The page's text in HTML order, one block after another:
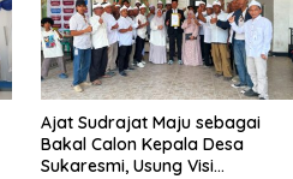
Ajat Sudrajat Maju sebagai
Bakal Calon Kepala Desa
Sukaresmi, Usung Visi